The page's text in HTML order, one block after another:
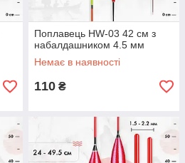
Поплавець HW-03 42 см з
набалдашником 4.5 мм
Немає в наявності
110 ₴